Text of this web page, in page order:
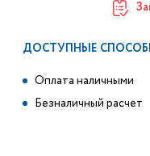
ДОСТУПНЫЕ
Оплата наличными
Безналичный расчет